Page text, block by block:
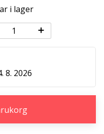
i lager
8. 2026